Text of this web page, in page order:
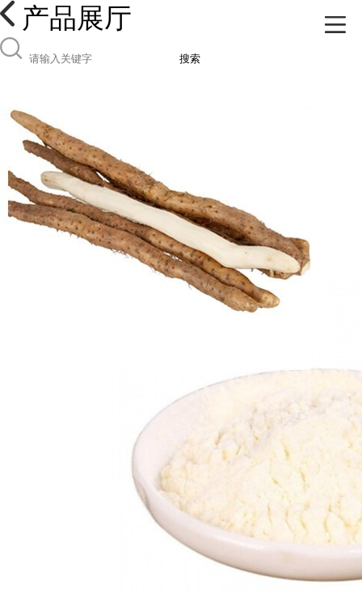
产品展厅
搜索